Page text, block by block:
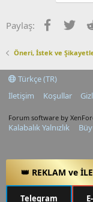
Paylaş: Facebook
Öneri, İstek ve
Türkçe (TR)
İletişim
Koşullar
Forum software by
Kalabalık Yalnızlık
👑 REKLAM ve
Telegram